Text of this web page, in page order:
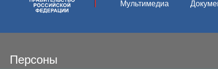
Мультимедиа
Персоны